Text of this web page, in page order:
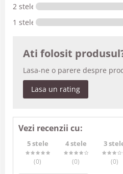
2 stele
1 stele
Ati folosit
Lasa-ne o parere despre
Lasa un rating
Vezi recenzii cu:
5 stele
(0)
4 stele
(0)
3
(0)